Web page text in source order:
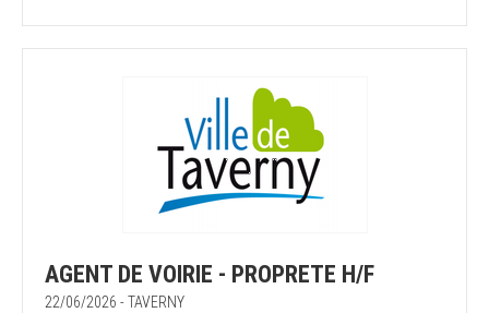
AGENT DE VOIRIE - PROPRETE H/F
22/06/2026 - TAVERNY